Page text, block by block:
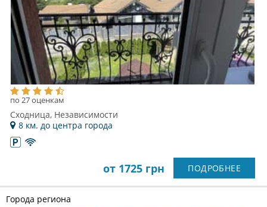
по 27 оценкам
Сходница, Независимости
8 км. до центра города
от 1725 грн ПОДРОБНЕЕ
Города региона